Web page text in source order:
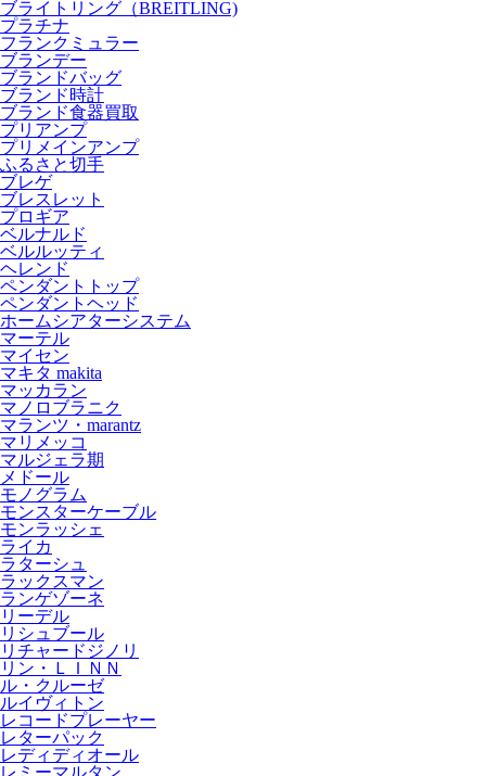
ブライトリング（BREITLING)
プラチナ
フランクミュラー
ブランデー
ブランドバッグ
ブランド時計
ブランド食器買取
プリアンプ
プリメインアンプ
ふるさと切手
ブレゲ
ブレスレット
プロギア
ベルナルド
ベルルッティ
ヘレンド
ペンダントトップ
ペンダントヘッド
ホームシアターシステム
マーテル
マイセン
マキタ makita
マッカラン
マノロブラニク
マランツ・marantz
マリメッコ
マルジェラ期
メドール
モノグラム
モンスターケーブル
モンラッシェ
ライカ
ラターシュ
ラックスマン
ランゲゾーネ
リーデル
リシュブール
リチャードジノリ
リン・ＬＩＮＮ
ル・クルーゼ
ルイヴィトン
レコードプレーヤー
レターパック
レディディオール
レミーマルタン